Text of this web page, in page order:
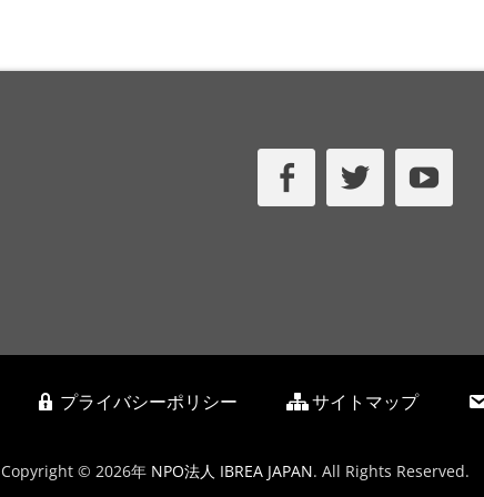
Facebook
Twitter
プライバシーポリシー サイトマップ
Copyright © 2026年 NPO法人 IBREA JAPAN. All Rights Reserved.